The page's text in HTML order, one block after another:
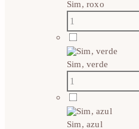
Sim, roxo
Sim, verde
Sim, azul